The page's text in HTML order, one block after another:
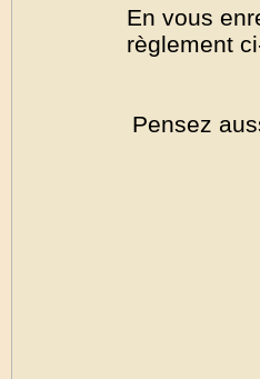
En vous
règlement
Pensez